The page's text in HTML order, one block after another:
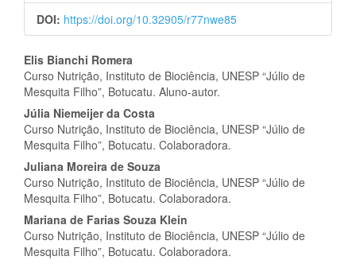
DOI: https://doi.org/10.32905/r77nwe85
Conteúdo
do
artigo
principal
Elis Bianchi Romera
Curso Nutrição, Instituto de Biociência, UNESP “Júlio de
Mesquita Filho”, Botucatu. Aluno-autor.
Júlia Niemeijer da Costa
Curso Nutrição, Instituto de Biociência, UNESP “Júlio de
Mesquita Filho”, Botucatu. Colaboradora.
Juliana Moreira de Souza
Curso Nutrição, Instituto de Biociência, UNESP “Júlio de
Mesquita Filho”, Botucatu. Colaboradora.
Mariana de Farias Souza Klein
Curso Nutrição, Instituto de Biociência, UNESP “Júlio de
Mesquita Filho”, Botucatu. Colaboradora.